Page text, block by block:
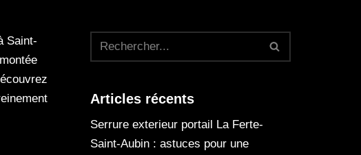
Saint-
Articles récents
Serrure exterieur portail La Ferte-
Saint-Aubin : astuces pour une